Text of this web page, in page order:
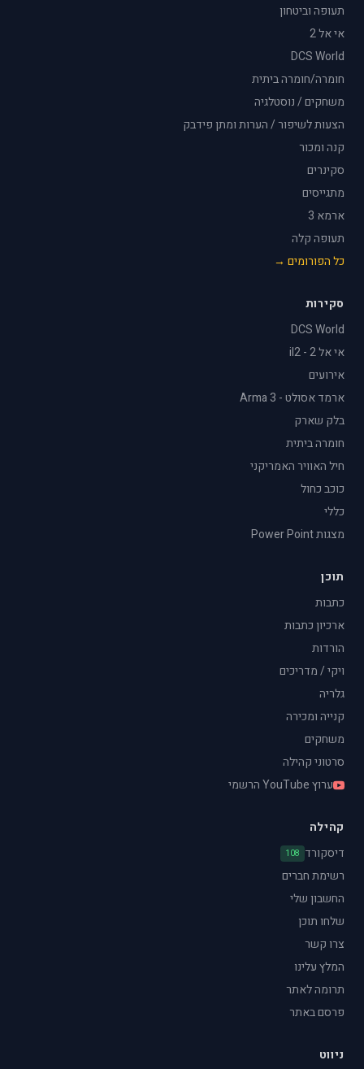
תעופה וביטחון
אי אל 2
DCS World
חומרה/חומרה ביתית
משחקים / נוסטלגיה
הצעות לשיפור / הערות ומתן פידבק
קנה ומכור
סקינרים
מתגייסים
ארמא 3
תעופה קלה
כל הפורומים →
סקירות
DCS World
אי אל 2 - il2
אירועים
ארמד אסולט - Arma 3
בלק שארק
חומרה ביתית
חיל האוויר האמריקני
כוכב כחול
כללי
מצגות Power Point
תוכן
כתבות
ארכיון כתבות
הורדות
ויקי / מדריכים
גלריה
קנייה ומכירה
משחקים
סרטוני קהילה
ערוץ YouTube הרשמי
קהילה
דיסקורד 108
רשימת חברים
החשבון שלי
שלחו תוכן
צרו קשר
המלץ עלינו
תרומה לאתר
פרסם באתר
ניווט